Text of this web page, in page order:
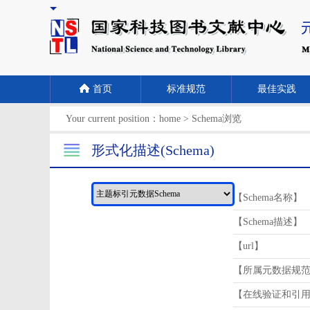
首页 标准规范 最佳实践
Your current position： home > Schema浏览
形式化描述(Schema)
【Schema名称】
【Schema描述】
【url】
【所属元数据规
【在线验证和引